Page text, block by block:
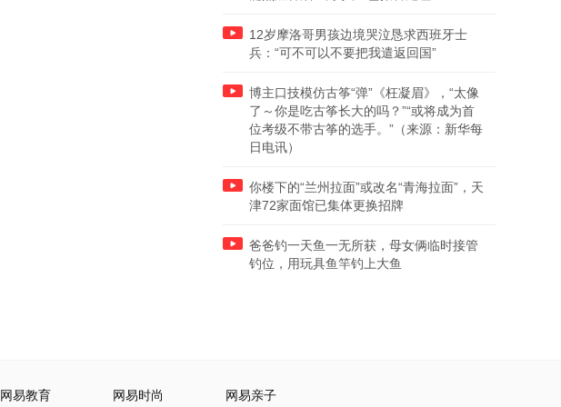
12岁摩洛哥男孩边境哭泣恳求西班牙士
兵：“可不可以不要把我遣返回国”
博主口技模仿古筝“弹”《枉凝眉》，“太像
了～你是吃古筝长大的吗？”“或将成为首
位考级不带古筝的选手。”（来源：新华每
日电讯）
你楼下的“兰州拉面”或改名“青海拉面”，天
津72家面馆已集体更换招牌
爸爸钓一天鱼一无所获，母女俩临时接管
钓位，用玩具鱼竿钓上大鱼
网易教育 网易时尚 网易亲子